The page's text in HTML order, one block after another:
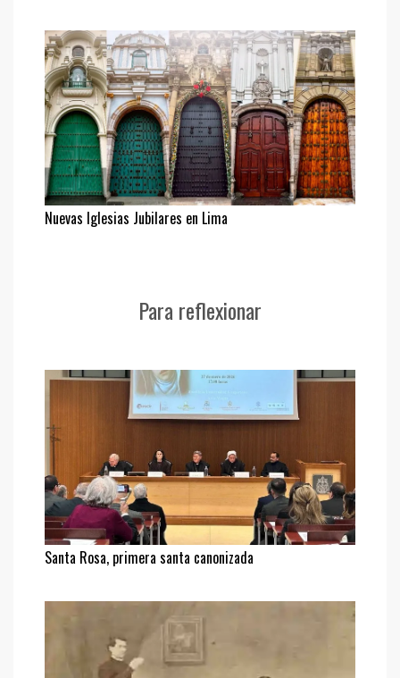
Nuevas Iglesias Jubilares en Lima
Para reflexionar
Santa Rosa, primera santa canonizada